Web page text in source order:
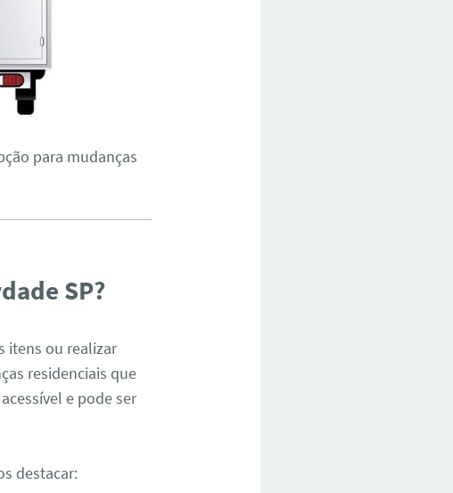
para mudanças
SP?
itens ou realizar
residenciais que
e pode ser
destacar: